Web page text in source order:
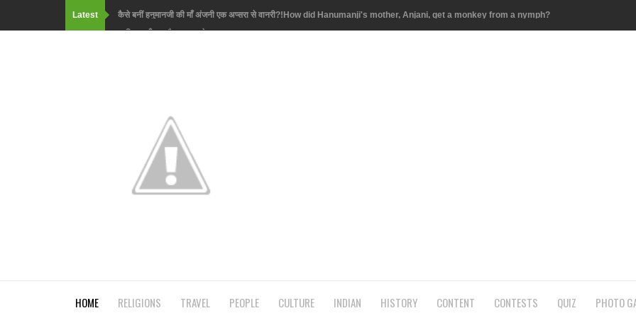
Latest जानिए कहाँ रखा है भगवान् गणेश का कटा हुआ सर? Know where is the cutting head of God Ganesha?
किस राक्षस से डरकर गुफा में छिपना पड़ गया भगवान् श्रीकृष्ण को ! Which of the demons was scared of Lord Krishna in the
जानिए श्रावण मास की हर रात्रि में कौन सी अद्रश्य शक्ति करती है इस शिवलिंग की पूजा!Know who inspires power every night of the
HOME RELIGIONS TRAVEL PEOPLE CULTURE INDIAN HISTORY CONTENT CONTESTS QUIZ PHOTO